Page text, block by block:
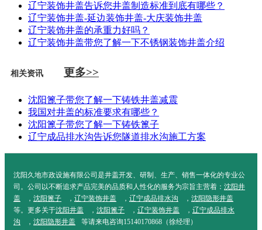
辽宁装饰井盖告诉您井盖制造标准到底有哪些？
辽宁装饰井盖-延边装饰井盖-大庆装饰井盖
辽宁装饰井盖的承重力好吗？
辽宁装饰井盖带您了解一下不锈钢装饰井盖介绍
相关资讯 更多>>
沈阳篦子带您了解一下铸铁井盖减震
我国对井盖的标准要求有哪些？
沈阳篦子带您了解一下铸铁篦子
辽宁成品排水沟告诉您隧道排水沟施工方案
沈阳久地市政设施有限公司是井盖开发、研制、生产、销售一体化的专业公
司。公司以不断追求产品完美的品质和人性化的服务为宗旨主营着： 沈阳井
盖
， 沈阳篦子 ， 辽宁装饰井盖 ， 辽宁成品排水沟 ， 沈阳隐形井盖
等。更多关于沈阳井盖 ， 沈阳篦子 ， 辽宁装饰井盖 ， 辽宁成品排水
沟
， 沈阳隐形井盖 等请来电咨询15140170868（徐经理）